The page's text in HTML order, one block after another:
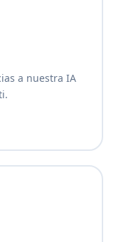
a nuestra IA